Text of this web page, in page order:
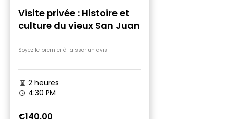
Visite privée : Histoire et
culture du vieux San Juan
Soyez le premier à laisser un avis
2 heures
4:30 PM